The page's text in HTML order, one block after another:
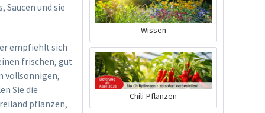
Saucen und sie
empfiehlt sich
frischen, gut
vollsonnigen,
Sie die
pflanzen,
BIO Chili-Dünger
Inhalt0.5 Liter(21,98 € * / 1 Liter)
10,99 € *
Wissen
Chili-Pflanzen